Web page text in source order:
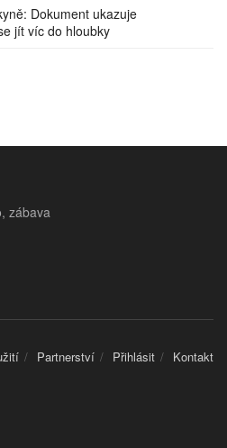
Dokument ukazuje
jít víc do hloubky
zábava
Partnerství Přihlásit Kontakt